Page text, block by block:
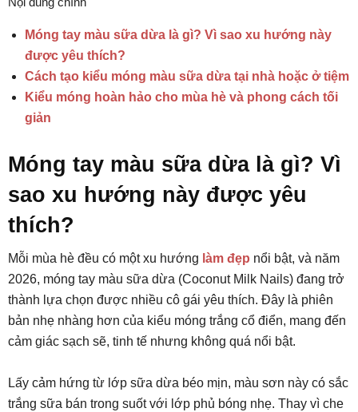
Móng tay màu sữa dừa là gì? Vì sao xu hướng này
được yêu thích?
Cách tạo kiểu móng màu sữa dừa tại nhà hoặc ở tiệm
Kiểu móng hoàn hảo cho mùa hè và phong cách tối
giản
Móng tay màu sữa dừa là gì? Vì
sao xu hướng này được yêu
thích?
Mỗi mùa hè đều có một xu hướng làm đẹp nổi bật, và năm
2026, móng tay màu sữa dừa (Coconut Milk Nails) đang trở
thành lựa chọn được nhiều cô gái yêu thích. Đây là phiên
bản nhẹ nhàng hơn của kiểu móng trắng cổ điển, mang đến
cảm giác sạch sẽ, tinh tế nhưng không quá nổi bật.
Lấy cảm hứng từ lớp sữa dừa béo mịn, màu sơn này có sắc
trắng sữa bán trong suốt với lớp phủ bóng nhẹ. Thay vì che